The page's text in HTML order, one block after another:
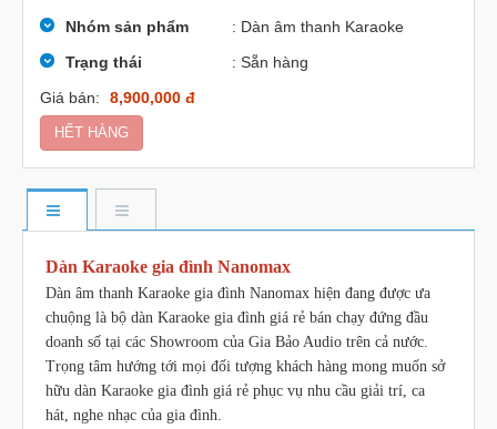
Nhóm sản phẩm
: Dàn âm thanh Karaoke
Trạng thái
: Sẵn hàng
Giá bán:
8,900,000 đ
HẾT HÀNG
Dàn Karaoke gia đình Nanomax
Dàn âm thanh Karaoke gia đình Nanomax hiện đang được ưa
chuộng là bộ dàn Karaoke gia đình giá rẻ bán chạy đứng đầu
doanh số tại các Showroom của Gia Bảo Audio trên cả nước.
Trọng tâm hướng tới mọi đối tượng khách hàng mong muốn sở
hữu dàn Karaoke gia đình giá rẻ phục vụ nhu cầu giải trí, ca
hát, nghe nhạc của gia đình.